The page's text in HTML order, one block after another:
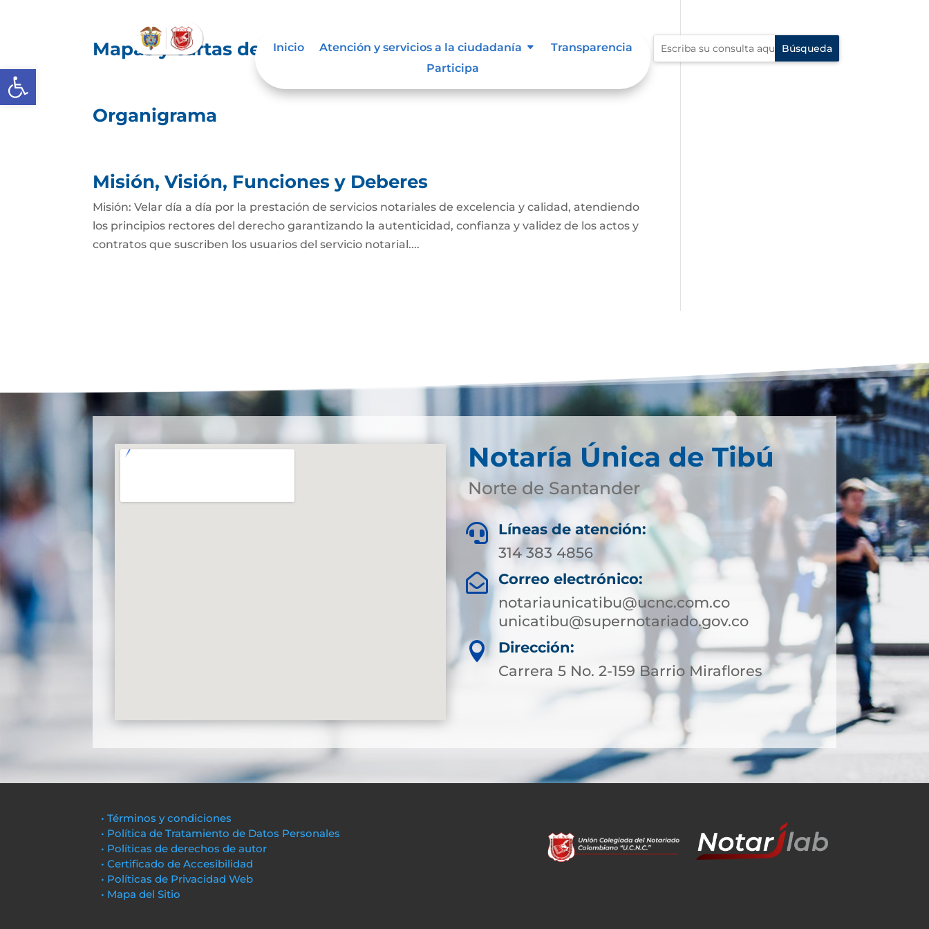
Abrir barra de herramientas
Inicio Atención y servicios a la ciudadanía
Transparencia
Participa
Mapas y cartas descriptivas de los procesos
Organigrama
Misión, Visión, Funciones y Deberes
Misión: Velar día a día por la prestación de servicios notariales de excelencia y calidad, atendiendo
los principios rectores del derecho garantizando la autenticidad, confianza y validez de los actos y
contratos que suscriben los usuarios del servicio notarial....
Notaría Única de Tibú
Norte de Santander

Líneas de atención:
314 383 4856
 Correo electrónico:
notariaunicatibu@ucnc.com.co
unicatibu@supernotariado.gov.co

Dirección:
Carrera 5 No. 2-159 Barrio Miraflores
• Términos y condiciones
• Política de Tratamiento de Datos Personales
• Políticas de derechos de autor
• Certificado de Accesibilidad
• Políticas de Privacidad Web
• Mapa del Sitio